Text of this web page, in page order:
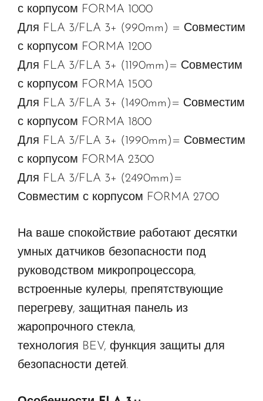
с корпусом FORMA 1000
Для FLA 3/FLA 3+ (990mm) = Совместим
с корпусом FORMA 1200
Для FLA 3/FLA 3+ (1190mm)= Совместим
с корпусом FORMA 1500
Для FLA 3/FLA 3+ (1490mm)= Совместим
с корпусом FORMA 1800
Для FLA 3/FLA 3+ (1990mm)= Совместим
с корпусом FORMA 2300
Для FLA 3/FLA 3+ (2490mm)=
Совместим с корпусом FORMA 2700
На ваше спокойствие работают десятки
умных датчиков безопасности под
руководством микропроцессора,
встроенные кулеры, препятствующие
перегреву, защитная панель из
жаропрочного стекла,
технология BEV, функция защиты для
безопасности детей.